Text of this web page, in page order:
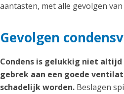
aantasten, met alle gevolgen van
Gevolgen
Condens is gelukkig niet
gebrek aan een goede
schadelijk worden. Beslagen